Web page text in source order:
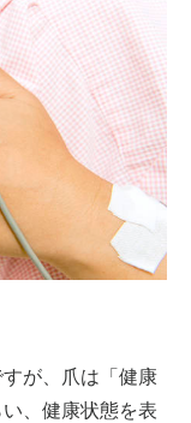
が、爪は「健康
、健康状態を表